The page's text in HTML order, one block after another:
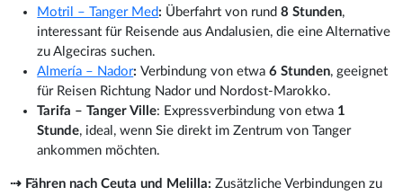
Motril – Tanger Med: Überfahrt von rund8 Stunden,
interessant für Reisende aus Andalusien, die eine Alternative
zu Algeciras suchen.
Almería – Nador:Verbindung von etwa6 Stunden, geeignet
für Reisen Richtung Nador und Nordost-Marokko.
Tarifa – Tanger Ville: Expressverbindung von etwa 1
Stunde, ideal, wenn Sie direkt im Zentrum von Tanger
ankommen möchten.
⇢ Fähren nach Ceuta und Melilla:Zusätzliche Verbindungen zu